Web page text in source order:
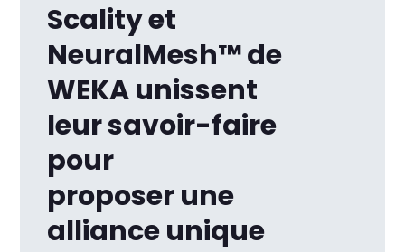
Scality et
NeuralMesh™ de
WEKA unissent
leur savoir-faire
pour
proposer une
alliance unique